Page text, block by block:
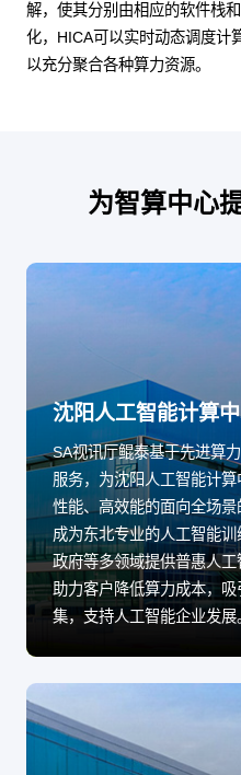
解，使其分别由相应的软件栈
化，HICA可以实时动态调度计
以充分聚合各种算力资源。
为智算中心
沈阳人工智能计算
SA视讯厅鲲泰基于先进算
服务，为沈阳人工智能计
性能、高效能的面向全场
成为东北专业的人工智能
政府等多领域提供普惠人工
助力客户降低算力成本，
集，支持人工智能企业发展